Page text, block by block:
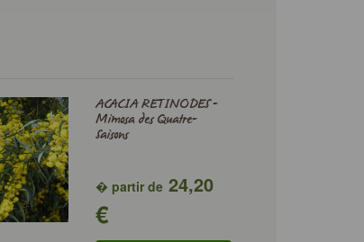
ACACIA RETINODES -
Mimosa des Quatre-
Saisons
� partir de24,20
€